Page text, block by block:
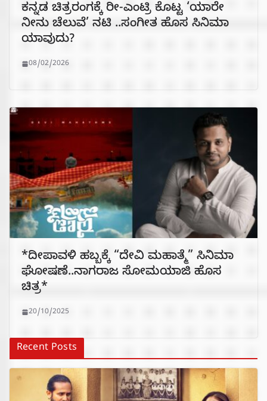
ಕನ್ನಡ ಚಿತ್ರರಂಗಕ್ಕೆ ರೀ-ಎಂಟ್ರಿ ಕೊಟ್ಟ ‘ಯಾರೇ
ನೀನು ಚೆಲುವೆ’ ನಟಿ ..ಸಂಗೀತ ಹೊಸ ಸಿನಿಮಾ
ಯಾವುದು?
08/02/2026
*ದೀಪಾವಳಿ ಹಬ್ಬಕ್ಕೆ “ದೇವಿ ಮಹಾತ್ಮೆ” ಸಿನಿಮಾ
ಘೋಷಣೆ..ನಾಗರಾಜ ಸೋಮಯಾಜಿ ಹೊಸ
ಚಿತ್ರ*
20/10/2025
Recent Posts